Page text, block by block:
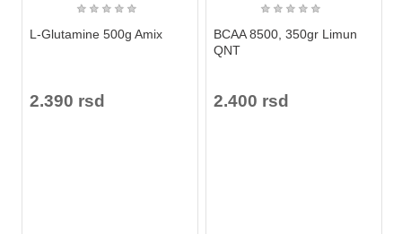
★ ★ ★ ★ ★
L-Glutamine 500g Amix
2.390 rsd
★ ★ ★ ★ ★
BCAA 8500, 350gr Limun
QNT
2.400 rsd